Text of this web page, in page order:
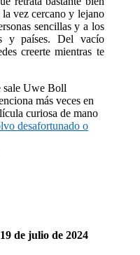
vez cercano y lejano
sencillas y a los
y países. Del vacío
creerte mientras te
sale Uwe Boll
más veces en
curiosa de mano
desafortunado o
de julio de 2024